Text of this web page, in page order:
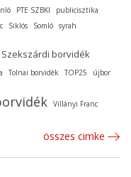
PTE SZBKI
publicisztika
Siklós Somló syrah
Szekszárdi borvidék
Tolnai borvidék TOP25 újbor
Villányi Franc
összes cimke